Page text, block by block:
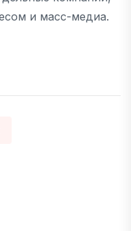
и масс-медиа.